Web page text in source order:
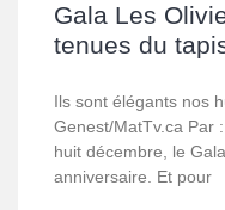
Gala Les
tenues du
Ils sont élégants nos
Genest/MatTv.ca Par
huit décembre, le
anniversaire. Et pour